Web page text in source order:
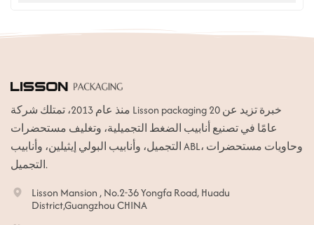
منذ عام 2013، تمتلك شركة Lisson packaging خبرة تزيد عن 20
عامًا في تصنيع أنابيب الضغط التجميلية، وتغليف مستحضرات
التجميل، وأنابيب البولي إيثيلين، وأنابيب ABL، وحاويات مستحضرات
التجميل.
Lisson Mansion , No.2-36 Yongfa Road, Huadu
District,Guangzhou CHINA